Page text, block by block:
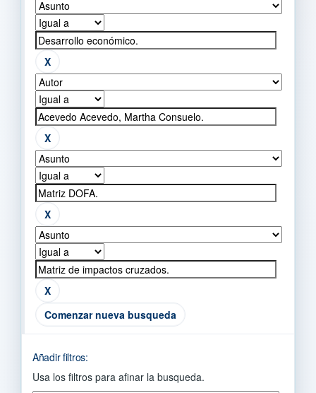
Comenzar nueva busqueda
Añadir filtros:
Usa los filtros para afinar la busqueda.